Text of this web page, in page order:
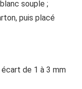
souple ;
puis placé
écart de 1 à 3 mm